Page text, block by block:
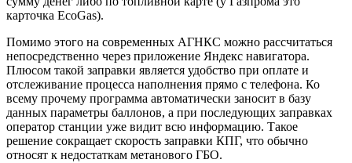
карточка EcoGas).
Помимо этого на современных АГНКС можно рассчитаться
непосредственно через приложение Яндекс навигатора.
Плюсом такой заправки является удобство при оплате и
отслеживание процесса наполнения прямо с телефона. Ко
всему прочему программа автоматически заносит в базу
данных параметры баллонов, а при последующих заправках
оператор станции уже видит всю информацию. Такое
решение сокращает скорость заправки КПГ, что обычно
относят к недостаткам метанового ГБО.